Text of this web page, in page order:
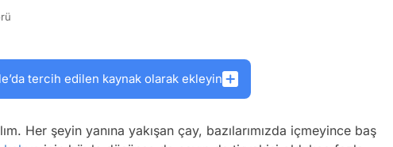
tercih edilen kaynak olarak ekleyin
Her şeyin yanına yakışan çay, bazılarımızda içmeyince baş